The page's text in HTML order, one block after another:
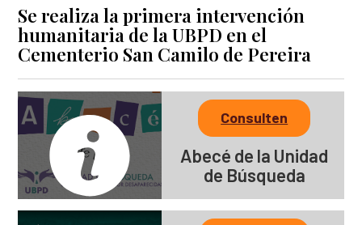
Se realiza la primera intervención
humanitaria de la UBPD en el
Cementerio San Camilo de Pereira
Consulten
Abecé de la Unidad
de Búsqueda